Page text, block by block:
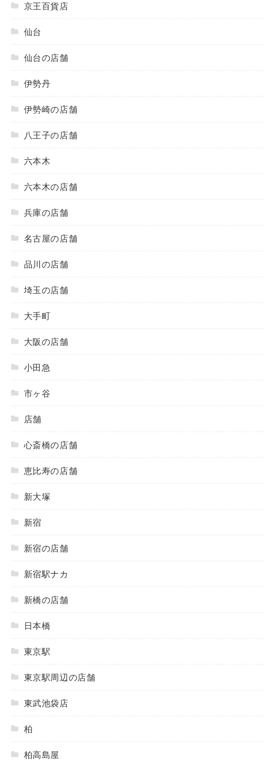
京王百貨店
仙台
仙台の店舗
伊勢丹
伊勢崎の店舗
八王子の店舗
六本木
六本木の店舗
兵庫の店舗
名古屋の店舗
品川の店舗
埼玉の店舗
大手町
大阪の店舗
小田急
市ヶ谷
店舗
心斎橋の店舗
恵比寿の店舗
新大塚
新宿
新宿の店舗
新宿駅ナカ
新橋の店舗
日本橋
東京駅
東京駅周辺の店舗
東武池袋店
柏
柏高島屋